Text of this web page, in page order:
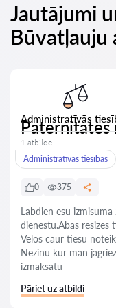
Jautājumi
Būvatļauju
Administratīvās
Paternitates
1 atbilde
Administratīvās tiesības
0 375
Labdien esu
dienestu.Abas resizes
Velos caur tiesu
Nezinu kur man
izmaksatu
Pāriet uz atbildi